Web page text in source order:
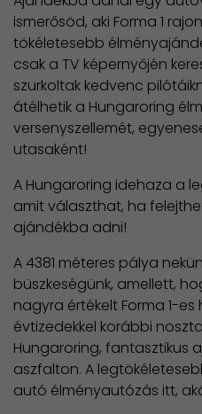
ismerősöd, aki Forma 1
tökéletesebb
csak a TV képernyőjén
szurkoltak kedvenc
átélhetik a Hungaroring
versenyszellemét,
utasaként!
A Hungaroring idehaza a
amit választhat, ha
ajándékba adni!
A 4381 méteres pálya
büszkeségünk, amellett,
nagyra értékelt Forma 1-es
évtizedekkel korábbi
Hungaroring, fantasztikus
aszfalton. A
autó élményautózás itt,